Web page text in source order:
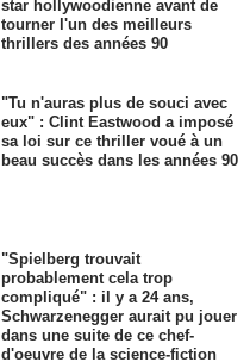
star hollywoodienne avant de
tourner l'un des meilleurs
thrillers des années 90
"Tu n'auras plus de souci avec
eux" : Clint Eastwood a imposé
sa loi sur ce thriller voué à un
beau succès dans les années 90
"Spielberg trouvait
probablement cela trop
compliqué" : il y a 24 ans,
Schwarzenegger aurait pu jouer
dans une suite de ce chef-
d'oeuvre de la science-fiction